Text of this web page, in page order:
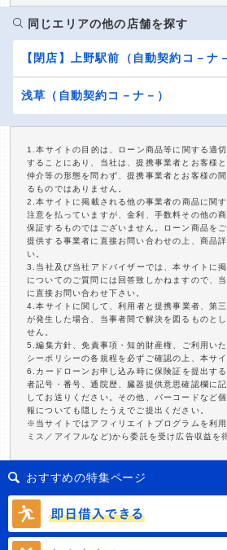
同じエリアの他の店舗を探す
【閉店】上野駅前（自動契約コ－ナ
浅草（自動契約コ－ナ－）
1.本サイトの目的は、ローン商品等に関する適
することにあり、当社は、提携事業者とお客様
仲介等の形態を問わず、提携事業者とお客様の
るものではありません。
2.本サイトに掲載される他の事業者の商品に関
注意を払っていますが、金利、手数料その他の
保証するものではございません。ローン商品を
提供する事業者に直接お問い合わせの上、商品
い。
3.当社及び当社アドバイザーでは、本サイトに
についてのご質問には回答致しかねますので、
に直接お問い合わせ下さい。
4.本サイトに関して、利用者と提携事業者、第
が発生した場合、当事者間で解決を図るものと
せん。
5.編集方針、免責事項・知的財産権、ご利用い
シーポリシーの各規程を必ずご確認の上、本サ
6.カードローンお申し込み時に保険証を提出す
者記号・番号、通院歴、臓器提供意思確認欄に
してお送りください。その他、バーコードなど
報についても隠したうえでご提出ください。
※当サイトではアフィリエイトプログラムを利
ミス／アイフルなど)から委託を受け広告収益を
おすすめの特集ページ